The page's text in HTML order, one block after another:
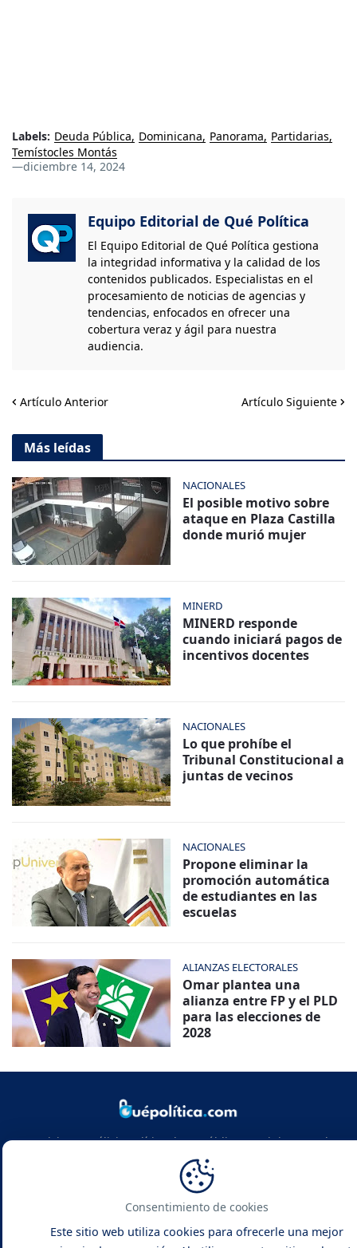
Labels: Deuda Pública Dominicana Panorama Partidarias
Temístocles Montás
—diciembre 14, 2024
Equipo Editorial de Qué Política
El Equipo Editorial de Qué Política gestiona
la integridad informativa y la calidad de los
contenidos publicados. Especialistas en el
procesamiento de noticias de agencias y
tendencias, enfocados en ofrecer una
cobertura veraz y ágil para nuestra
audiencia.
Artículo Anterior Artículo Siguiente
Más leídas
NACIONALES
El posible motivo sobre
ataque en Plaza Castilla
donde murió mujer
MINERD
MINERD responde
cuando iniciará pagos de
incentivos docentes
NACIONALES
Lo que prohíbe el
Tribunal Constitucional a
juntas de vecinos
NACIONALES
Propone eliminar la
promoción automática
de estudiantes en las
escuelas
ALIANZAS ELECTORALES
Omar plantea una
alianza entre FP y el PLD
para las elecciones de
2028
Noticias y análisis político de República Dominicana y el
mundo. Infórmate con rigor, actualidad y las claves de la
política global.
Consentimiento de cookies
Este sitio web utiliza cookies para ofrecerle una mejor